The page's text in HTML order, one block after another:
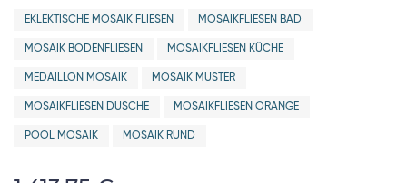
EKLEKTISCHE MOSAIK FLIESEN MOSAIKFLIESEN BAD
MOSAIK BODENFLIESEN MOSAIKFLIESEN KÜCHE
MEDAILLON MOSAIK MOSAIK MUSTER
MOSAIKFLIESEN DUSCHE MOSAIKFLIESEN ORANGE
POOL MOSAIK MOSAIK RUND